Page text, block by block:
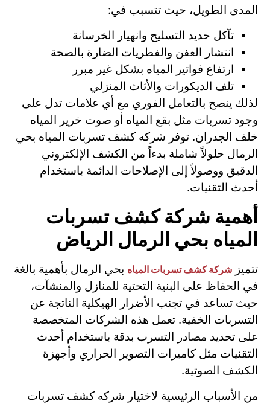
المدى الطويل، حيث تتسبب في:
تآكل حديد التسليح وانهيار الخرسانة
انتشار العفن والفطريات الضارة بالصحة
ارتفاع فواتير المياه بشكل غير مبرر
تلف الديكورات والأثاث المنزلي
لذلك ينصح بالتعامل الفوري مع أي علامات تدل على
وجود تسربات مثل بقع المياه أو صوت خرير المياه
خلف الجدران. توفر شركه كشف تسربات المياه بحي
الرمال حلولاً شاملة بدءاً من الكشف الإلكتروني
الدقيق ووصولاً إلى الإصلاحات الدائمة باستخدام
أحدث التقنيات.
أهمية شركة كشف تسربات
المياه بحي الرمال الرياض
تتميز شركة كشف تسربات المياه بحي الرمال بأهمية بالغة
في الحفاظ على البنية التحتية للمنازل والمنشآت،
حيث تساعد في تجنب الأضرار الهيكلية الناتجة عن
التسربات الخفية. تعمل هذه الشركات المتخصصة
على تحديد مصادر التسرب بدقة باستخدام أحدث
التقنيات مثل كاميرات التصوير الحراري وأجهزة
الكشف الصوتية.
من الأسباب الرئيسية لاختيار شركه كشف تسربات